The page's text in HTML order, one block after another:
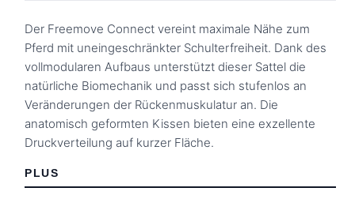
Der Freemove Connect vereint maximale Nähe zum
Pferd mit uneingeschränkter Schulterfreiheit. Dank des
vollmodularen Aufbaus unterstützt dieser Sattel die
natürliche Biomechanik und passt sich stufenlos an
Veränderungen der Rückenmuskulatur an. Die
anatomisch geformten Kissen bieten eine exzellente
Druckverteilung auf kurzer Fläche.
PLUS